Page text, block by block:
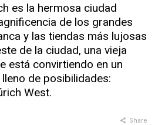
es la hermosa ciudad
de los grandes
y las tiendas más lujosas
de la ciudad, una vieja
está convirtiendo en un
de posibilidades:
West.
Share